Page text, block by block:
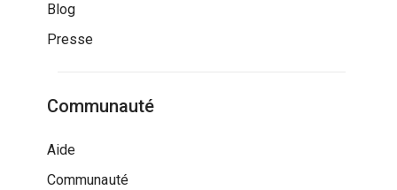
Blog
Presse
Communauté
Aide
Communauté